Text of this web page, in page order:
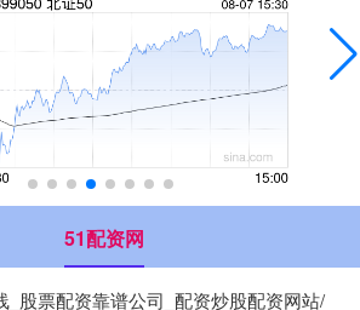
51配资网
_股票配资靠谱公司_配资炒股配资网站/